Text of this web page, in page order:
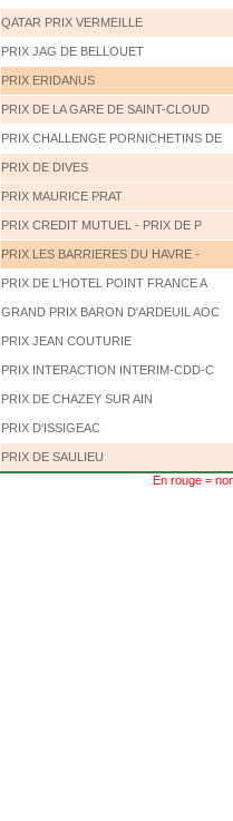
QATAR PRIX VERMEILLE
PRIX JAG DE BELLOUET
PRIX ERIDANUS
PRIX DE LA GARE DE SAINT-CLOUD
PRIX CHALLENGE PORNICHETINS DE
PRIX DE DIVES
PRIX MAURICE PRAT
PRIX CREDIT MUTUEL - PRIX DE P
PRIX LES BARRIERES DU HAVRE -
PRIX DE L'HOTEL POINT FRANCE A
GRAND PRIX BARON D'ARDEUIL AOC
PRIX JEAN COUTURIE
PRIX INTERACTION INTERIM-CDD-C
PRIX DE CHAZEY SUR AIN
PRIX D'ISSIGEAC
PRIX DE SAULIEU
En rouge =